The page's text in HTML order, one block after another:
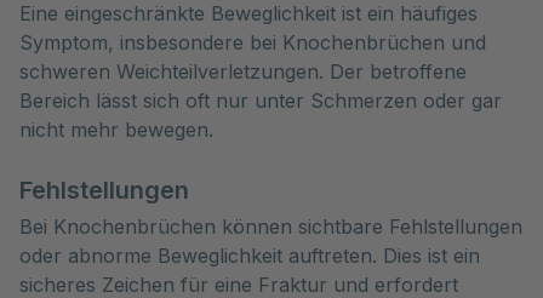
Eine eingeschränkte Beweglichkeit ist ein häufiges
Symptom, insbesondere bei Knochenbrüchen und
schweren Weichteilverletzungen. Der betroffene
Bereich lässt sich oft nur unter Schmerzen oder gar
nicht mehr bewegen.
Fehlstellungen
Bei Knochenbrüchen können sichtbare Fehlstellungen
oder abnorme Beweglichkeit auftreten. Dies ist ein
sicheres Zeichen für eine Fraktur und erfordert